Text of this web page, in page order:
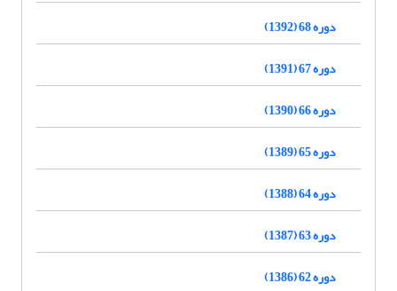
دوره 68 (1392)
دوره 67 (1391)
دوره 66 (1390)
دوره 65 (1389)
دوره 64 (1388)
دوره 63 (1387)
دوره 62 (1386)